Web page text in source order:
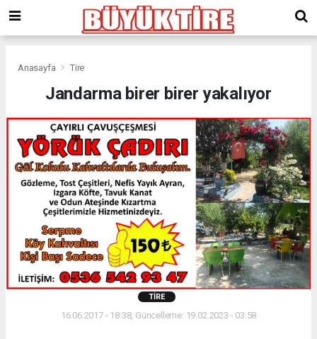
giriş
kingroyal
Anasayfa Tire
Jandarma birer birer yakalıyor
TIRE
16.06.2017 - 18:38, Güncelleme: 19.02.2023 - 03:58